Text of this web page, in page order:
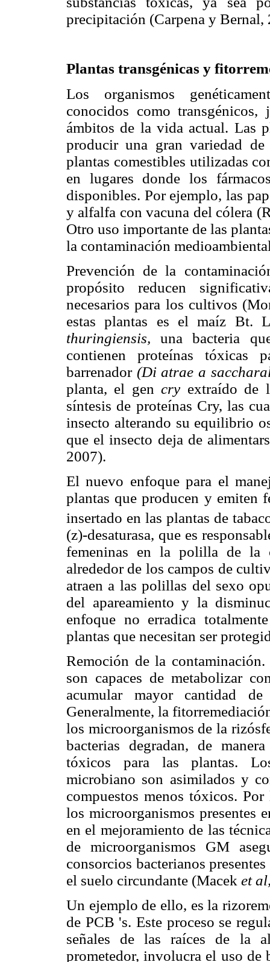
precipitación (Carpena y Bernal,
Plantas transgénicas y
Los organismos
conocidos como
ámbitos de la vida actual. Las
producir una gran variedad
plantas comestibles utilizadas
en lugares donde los
disponibles. Por ejemplo, las
y alfalfa con vacuna del cólera
Otro uso importante de las
la contaminación
Prevención de la
propósito reducen
necesarios para los cultivos
estas plantas es el maíz Bt.
thuringiensis, una bacteria
contienen proteínas tóxicas
barrenador (Di atrae a
planta, el gencry extraído de
síntesis de proteínas Cry, las
insecto alterando su equilibrio
que el insecto deja de
2007).
El nuevo enfoque para el
plantas que producen y emiten
insertado en las plantas de
(z)-desaturasa, que es
femeninas en la polilla de la
alrededor de los campos de
atraen a las polillas del sexo
del apareamiento y la
enfoque no erradica
plantas que necesitan ser
Remoción de la
son capaces de metabolizar
acumular mayor cantidad
Generalmente, la
los microorganismos de la
bacterias degradan, de
tóxicos para las plantas.
microbiano son asimilados y
compuestos menos tóxicos.
los microorganismos presentes
en el mejoramiento de las
de microorganismos GM
consorcios bacterianos
el suelo circundante (Macek et
Un ejemplo de ello, es la
de PCB 's. Este proceso se
señales de las raíces de la
prometedor, involucra el uso de